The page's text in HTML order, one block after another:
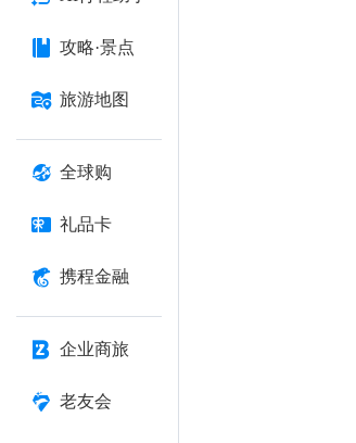
攻略·景点
旅游地图
全球购
礼品卡
携程金融
企业商旅
老友会